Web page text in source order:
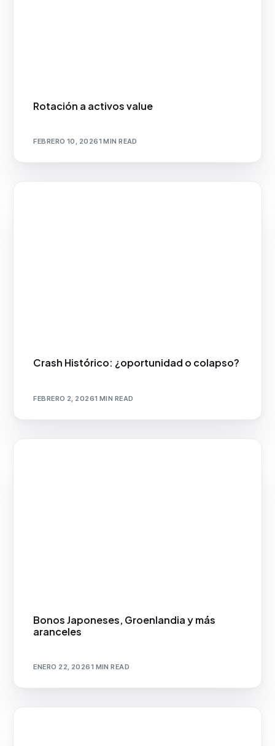
Rotación a activos value
FEBRERO 10, 20261 MIN READ
Crash Histórico: ¿oportunidad o colapso?
FEBRERO 2, 20261 MIN READ
Bonos Japoneses, Groenlandia y más
aranceles
ENERO 22, 20261 MIN READ